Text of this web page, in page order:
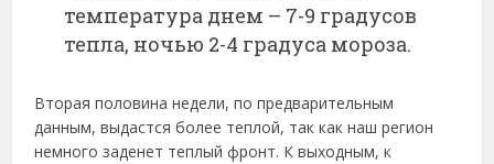
температура днем – 7-9 градусов
тепла, ночью 2-4 градуса мороза.
Вторая половина недели, по предварительным
данным, выдастся более теплой, так как наш регион
немного заденет теплый фронт. К выходным, к